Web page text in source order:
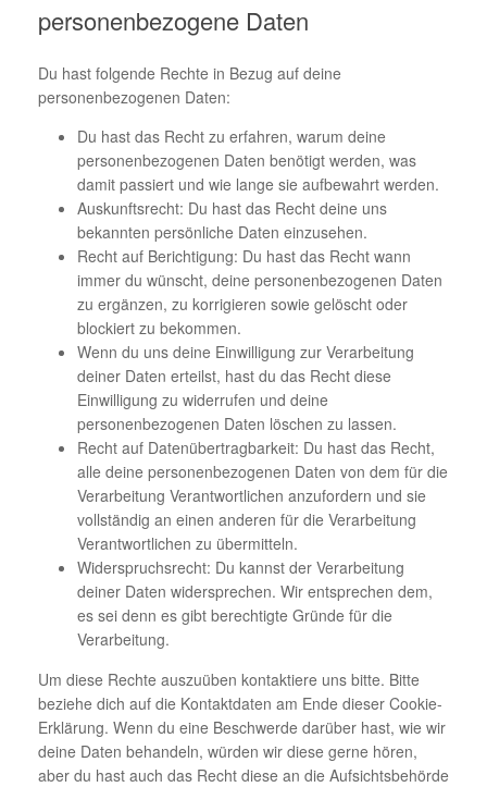
personenbezogene Daten
Du hast folgende Rechte in Bezug auf deine
personenbezogenen Daten:
Du hast das Recht zu erfahren, warum deine
personenbezogenen Daten benötigt werden, was
damit passiert und wie lange sie aufbewahrt werden.
Auskunftsrecht: Du hast das Recht deine uns
bekannten persönliche Daten einzusehen.
Recht auf Berichtigung: Du hast das Recht wann
immer du wünscht, deine personenbezogenen Daten
zu ergänzen, zu korrigieren sowie gelöscht oder
blockiert zu bekommen.
Wenn du uns deine Einwilligung zur Verarbeitung
deiner Daten erteilst, hast du das Recht diese
Einwilligung zu widerrufen und deine
personenbezogenen Daten löschen zu lassen.
Recht auf Datenübertragbarkeit: Du hast das Recht,
alle deine personenbezogenen Daten von dem für die
Verarbeitung Verantwortlichen anzufordern und sie
vollständig an einen anderen für die Verarbeitung
Verantwortlichen zu übermitteln.
Widerspruchsrecht: Du kannst der Verarbeitung
deiner Daten widersprechen. Wir entsprechen dem,
es sei denn es gibt berechtigte Gründe für die
Verarbeitung.
Um diese Rechte auszuüben kontaktiere uns bitte. Bitte
beziehe dich auf die Kontaktdaten am Ende dieser Cookie-
Erklärung. Wenn du eine Beschwerde darüber hast, wie wir
deine Daten behandeln, würden wir diese gerne hören,
aber du hast auch das Recht diese an die Aufsichtsbehörde